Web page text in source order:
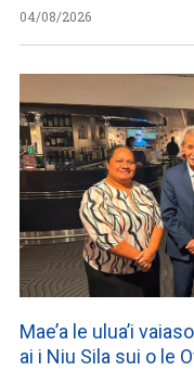
04/08/2026
Mae’a le ulua’i
ai i Niu Sila sui o le